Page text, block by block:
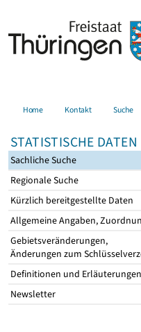
Home Kontakt Suche
STATISTISCHE DATEN
Sachliche Suche
Regionale Suche
Kürzlich bereitgestellte Daten
Allgemeine Angaben,
Gebietsveränderungen,
Änderungen zum
Definitionen und Erläuterungen
Newsletter